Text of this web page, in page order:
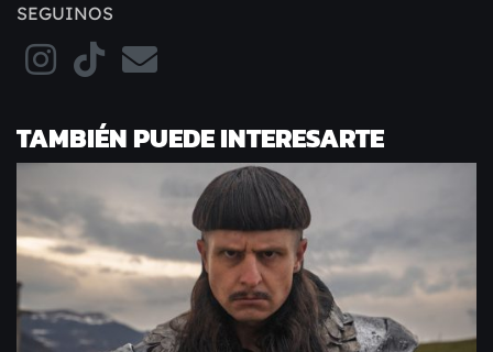
SEGUINOS
TAMBIÉN PUEDE INTERESARTE